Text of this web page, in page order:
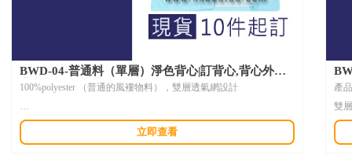
BWD-04-普通料（單層）淨色背心|訂背心,背心外套,
背心風褸,團體背心訂製,香港訂衫
100%polyester （普通的風褸物料），雙層透氣網設計
產品描述：
100%polyester （普通的風褸物料），雙層透氣網設計
立即查看
褸
產
雙
用